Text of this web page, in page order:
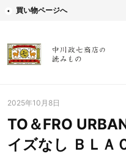
買い物ページへ
2025年10月8日
TO＆FRO
イズなし ＢＬＡ